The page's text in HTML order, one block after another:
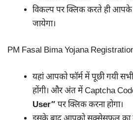
विकल्प पर क्लिक करते ही
जायेगा।
PM Fasal Bima Yojana
यहां आपको फॉर्म में पूछी गयी
होंगी। और अंत में Captcha
User” पर क्लिक करना होगा।